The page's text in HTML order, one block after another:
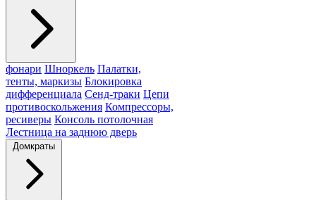
фонари Шноркель Палатки,
тенты, маркизы Блокировка
дифференциала Сенд-траки Цепи
противоскольжения Компрессоры,
ресиверы Консоль потолочная
Лестница на заднюю дверь
Домкраты